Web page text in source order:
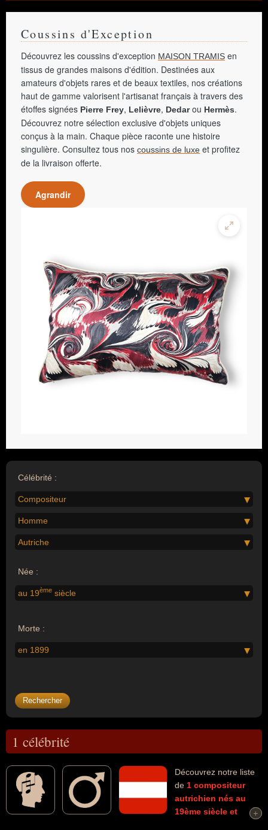
Coussins d'Exception
Découvrez les coussins d'exception MAISON TRAMIS en
tissus de grandes maisons d'édition. Destinées aux
amateurs d'objets rares et de beaux textiles, nos créations
haut de gamme valorisent l'artisanat français à travers des
étoffes signées Pierre Frey, Lelièvre, Dedarou Hermès.
Découvrez notre sélection exclusive d'objets uniques
conçus à la main. Chaque pièce raconte une histoire
singulière. Consultez tous nos coussins de luxe et profitez
de la livraison offerte.
Agrandir
Célébrité :
Compositeur
Homme
Autriche
Née :
au 19ème siècle
Morte :
en 1899
1 célébrité
Découvrez notre liste
de 1 compositeur
autrichien nés au
19ème siècle et
+
+